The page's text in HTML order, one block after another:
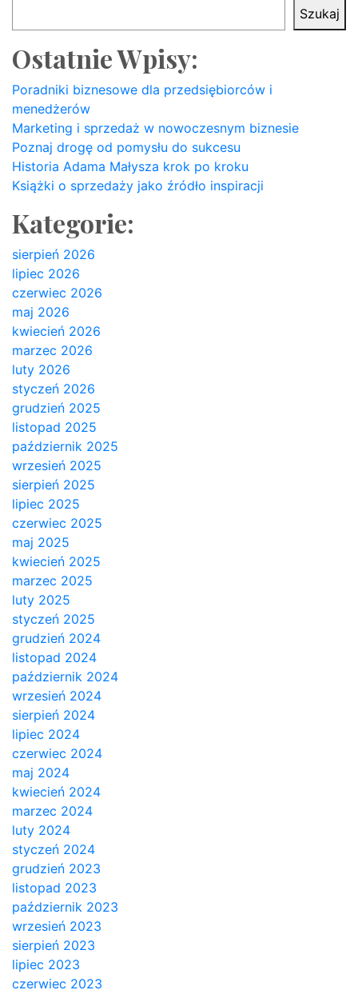
Szukaj
Ostatnie Wpisy:
Poradniki biznesowe dla przedsiębiorców i
menedżerów
Marketing i sprzedaż w nowoczesnym biznesie
Poznaj drogę od pomysłu do sukcesu
Historia Adama Małysza krok po kroku
Książki o sprzedaży jako źródło inspiracji
Kategorie:
sierpień 2026
lipiec 2026
czerwiec 2026
maj 2026
kwiecień 2026
marzec 2026
luty 2026
styczeń 2026
grudzień 2025
listopad 2025
październik 2025
wrzesień 2025
sierpień 2025
lipiec 2025
czerwiec 2025
maj 2025
kwiecień 2025
marzec 2025
luty 2025
styczeń 2025
grudzień 2024
listopad 2024
październik 2024
wrzesień 2024
sierpień 2024
lipiec 2024
czerwiec 2024
maj 2024
kwiecień 2024
marzec 2024
luty 2024
styczeń 2024
grudzień 2023
listopad 2023
październik 2023
wrzesień 2023
sierpień 2023
lipiec 2023
czerwiec 2023